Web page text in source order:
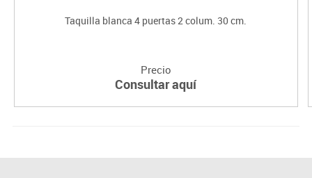
Taquilla blanca 4 puertas 2 colum. 30 cm.
Precio
Consultar aquí